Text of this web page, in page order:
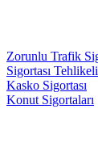
Zorunlu Trafik
Sigortası Tehlikeli
Kasko Sigortası
Konut Sigortaları